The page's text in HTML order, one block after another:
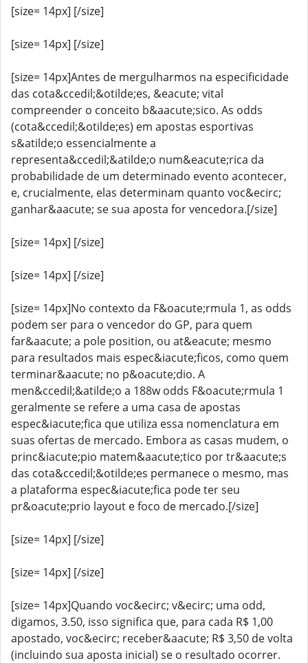
[size= 14px] [/size]
[size= 14px] [/size]
[size= 14px]Antes de mergulharmos na especificidade
das cota&ccedil;&otilde;es, &eacute; vital
compreender o conceito b&aacute;sico. As odds
(cota&ccedil;&otilde;es) em apostas esportivas
s&atilde;o essencialmente a
representa&ccedil;&atilde;o num&eacute;rica da
probabilidade de um determinado evento acontecer,
e, crucialmente, elas determinam quanto voc&ecirc;
ganhar&aacute; se sua aposta for vencedora.[/size]
[size= 14px] [/size]
[size= 14px] [/size]
[size= 14px]No contexto da F&oacute;rmula 1, as odds
podem ser para o vencedor do GP, para quem
far&aacute; a pole position, ou at&eacute; mesmo
para resultados mais espec&iacute;ficos, como quem
terminar&aacute; no p&oacute;dio. A
men&ccedil;&atilde;o a 188w odds F&oacute;rmula 1
geralmente se refere a uma casa de apostas
espec&iacute;fica que utiliza essa nomenclatura em
suas ofertas de mercado. Embora as casas mudem, o
princ&iacute;pio matem&aacute;tico por tr&aacute;s
das cota&ccedil;&otilde;es permanece o mesmo, mas
a plataforma espec&iacute;fica pode ter seu
pr&oacute;prio layout e foco de mercado.[/size]
[size= 14px] [/size]
[size= 14px] [/size]
[size= 14px]Quando voc&ecirc; v&ecirc; uma odd,
digamos, 3.50, isso significa que, para cada R$ 1,00
apostado, voc&ecirc; receber&aacute; R$ 3,50 de volta
(incluindo sua aposta inicial) se o resultado ocorrer.